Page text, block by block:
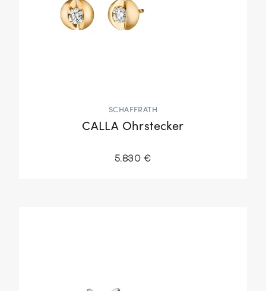
SCHAFFRATH
CALLA Ohrstecker
5.830 €